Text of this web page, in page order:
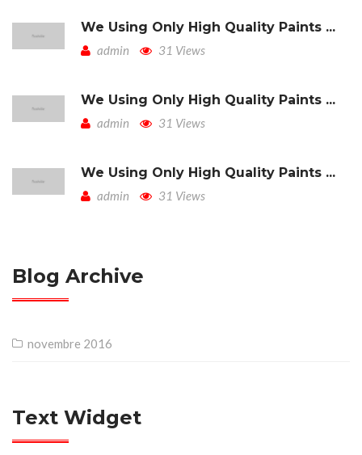
We Using Only High Quality Paints ...
admin 31 Views
We Using Only High Quality Paints ...
admin 31 Views
We Using Only High Quality Paints ...
admin 31 Views
Blog Archive
novembre 2016
Text Widget